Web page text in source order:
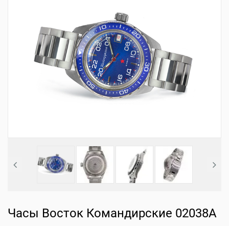
Часы Восток Командирские 02038A